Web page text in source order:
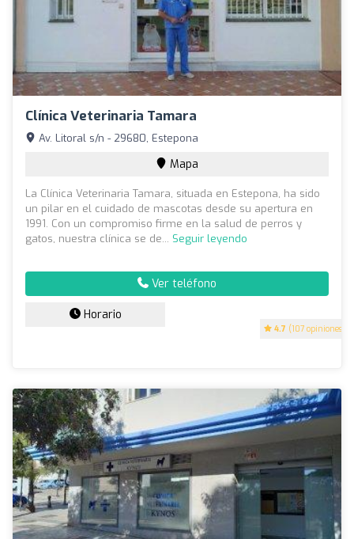
Clínica Veterinaria Tamara
4.7 (107 opiniones)
Av. Litoral s/n - 29680, Estepona
Mapa
La Clínica Veterinaria Tamara, situada en Estepona, ha sido
un pilar en el cuidado de mascotas desde su apertura en
1991. Con un compromiso firme en la salud de perros y
gatos, nuestra clínica se de... Seguir leyendo
Ver teléfono
Horario